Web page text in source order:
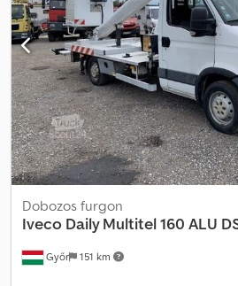
Kibocsátási osztály: EURO5
2287 ccm Típus: Hidraulikus
Üzemanyag: Dízel Megengedett
Ülések száma: 2 Váltó: Kézi váltó
szervókormány Járműleírás: A gép jó
motor és a hidraulika rendszer nagyon
NETTÓ export ár. Beszélünk: - Angolul -
Győr 151 km
Dobozos furgon
Iveco Daily Multitel 160 ALU